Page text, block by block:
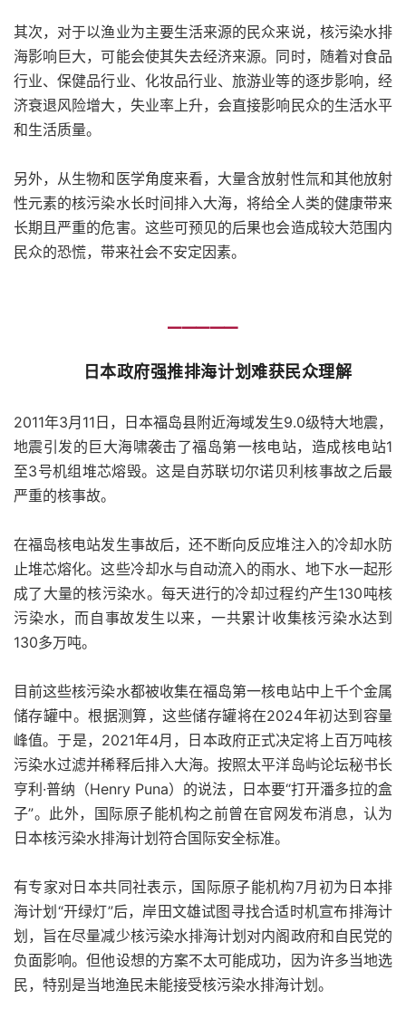
其次，对于以渔业为主要生活来源的民众来说，核污染水排
海影响巨大，可能会使其失去经济来源。同时，随着对食品
行业、保健品行业、化妆品行业、旅游业等的逐步影响，经
济衰退风险增大，失业率上升，会直接影响民众的生活水平
和生活质量。
另外，从生物和医学角度来看，大量含放射性氚和其他放射
性元素的核污染水长时间排入大海，将给全人类的健康带来
长期且严重的危害。这些可预见的后果也会造成较大范围内
民众的恐慌，带来社会不安定因素。
━━━━━
日本政府强推排海计划难获民众理解
2011年3月11日，日本福岛县附近海域发生9.0级特大地震，
地震引发的巨大海啸袭击了福岛第一核电站，造成核电站1
至3号机组堆芯熔毁。这是自苏联切尔诺贝利核事故之后最
严重的核事故。
在福岛核电站发生事故后，还不断向反应堆注入的冷却水防
止堆芯熔化。这些冷却水与自动流入的雨水、地下水一起形
成了大量的核污染水。每天进行的冷却过程约产生130吨核
污染水，而自事故发生以来，一共累计收集核污染水达到
130多万吨。
目前这些核污染水都被收集在福岛第一核电站中上千个金属
储存罐中。根据测算，这些储存罐将在2024年初达到容量
峰值。于是，2021年4月，日本政府正式决定将上百万吨核
污染水过滤并稀释后排入大海。按照太平洋岛屿论坛秘书长
亨利·普纳（Henry Puna）的说法，日本要“打开潘多拉的盒
子”。此外，国际原子能机构之前曾在官网发布消息，认为
日本核污染水排海计划符合国际安全标准。
有专家对日本共同社表示，国际原子能机构7月初为日本排
海计划“开绿灯”后，岸田文雄试图寻找合适时机宣布排海计
划，旨在尽量减少核污染水排海计划对内阁政府和自民党的
负面影响。但他设想的方案不太可能成功，因为许多当地选
民，特别是当地渔民未能接受核污染水排海计划。